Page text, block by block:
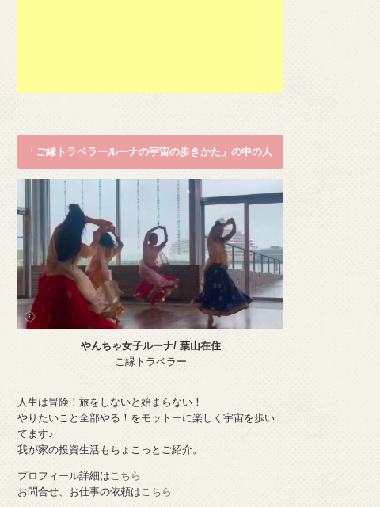
「ご縁トラベラールーナの宇宙の歩きかた」の中の人
やんちゃ女子ルーナ/ 葉山在住
ご縁トラベラー
人生は冒険！旅をしないと始まらない！
やりたいこと全部やる！をモットーに楽しく宇宙を歩い
てます♪
我が家の投資生活もちょこっとご紹介。
プロフィール詳細は こちら
お問合せ、お仕事の依頼は こちら